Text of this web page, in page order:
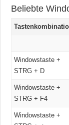
Beliebte
Windowstaste +
STRG + D
Windowstaste +
STRG + F4
Windowstaste +